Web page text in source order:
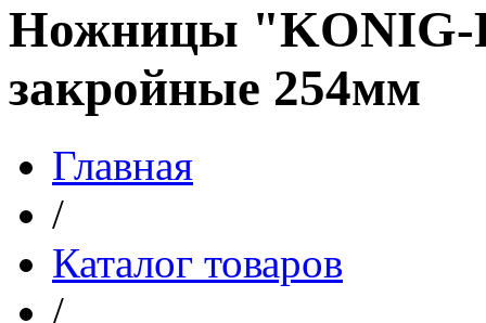
Ножницы "KONIG-
закройные 254мм
Главная
/
Каталог товаров
/